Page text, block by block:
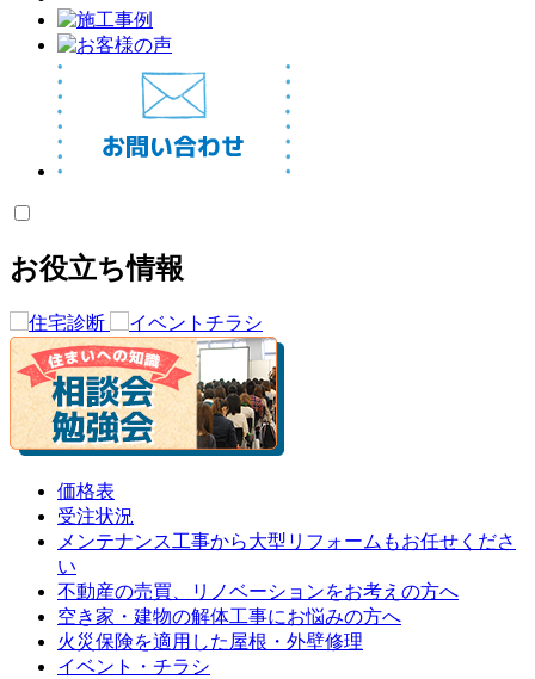
お役立ち情報
価格表
受注状況
メンテナンス工事から大型リフォームもお任せくださ
い
不動産の売買、リノベーションをお考えの方へ
空き家・建物の解体工事にお悩みの方へ
火災保険を適用した屋根・外壁修理
イベント・チラシ